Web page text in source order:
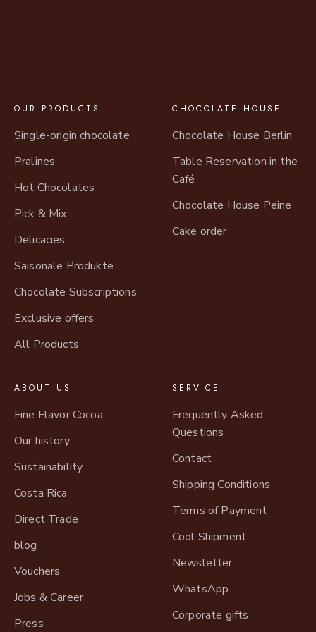
OUR PRODUCTS
Single-origin chocolate
Pralines
Hot Chocolates
Pick & Mix
Delicacies
Saisonale Produkte
Chocolate Subscriptions
Exclusive offers
All Products
CHOCOLATE HOUSE
Chocolate House Berlin
Table Reservation in the
Café
Chocolate House Peine
Cake order
ABOUT US
Fine Flavor Cocoa
Our history
Sustainability
Costa Rica
Direct Trade
blog
Vouchers
Jobs & Career
Press
SERVICE
Frequently Asked
Questions
Contact
Shipping Conditions
Terms of Payment
Cool Shipment
Newsletter
WhatsApp
Corporate gifts